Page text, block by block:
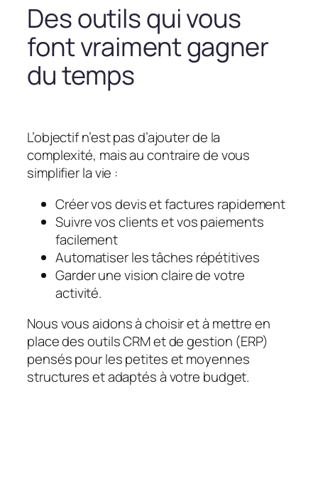
Des outils qui vous
font vraiment gagner
du temps
L’objectif n’est pas d’ajouter de la
complexité, mais au contraire de vous
simplifier la vie :
Créer vos devis et factures rapidement
Suivre vos clients et vos paiements
facilement
Automatiser les tâches répétitives
Garder une vision claire de votre
activité.
Nous vous aidons à choisir et à mettre en
place des outils CRM et de gestion (ERP)
pensés pour les petites et moyennes
structures et adaptés à votre budget.